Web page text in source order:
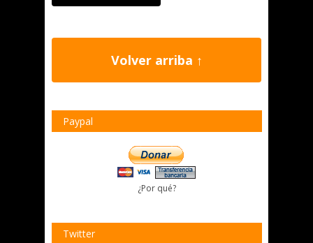
Volver arriba ↑
Paypal
¿Por qué?
Twitter